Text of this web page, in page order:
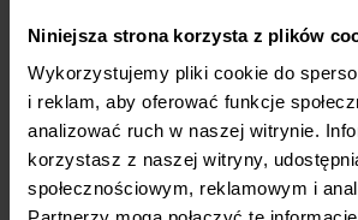
Niniejsza strona korzysta z plików
Wykorzystujemy pliki cookie do
i reklam, aby oferować funkcje
analizować ruch w naszej witrynie.
korzystasz z naszej witryny,
społecznościowym, reklamowym i
ergonomiczny kształt sprawia, że
leży w dłoni. Za płynne i szybkie
odpowiadająprecyzyjne łożyska,
bezpieczeństwo podczas pracy
solidna blokada typu liner lock,
unieruchamia ostrze w pozycji